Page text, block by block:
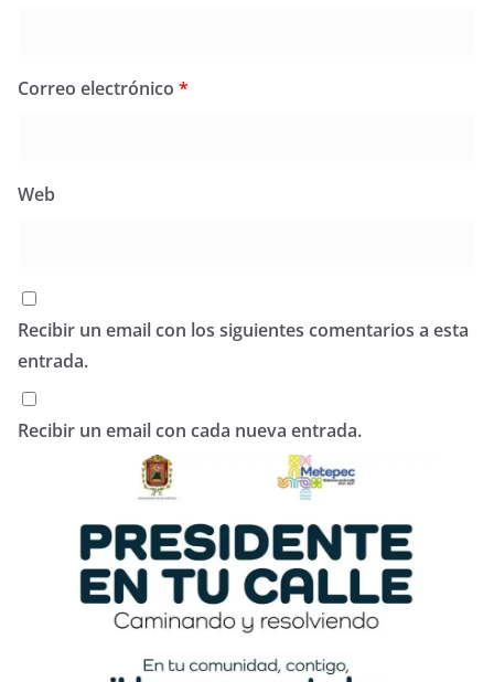
Correo electrónico *
Web
Recibir un email con los siguientes comentarios a esta
entrada.
Recibir un email con cada nueva entrada.